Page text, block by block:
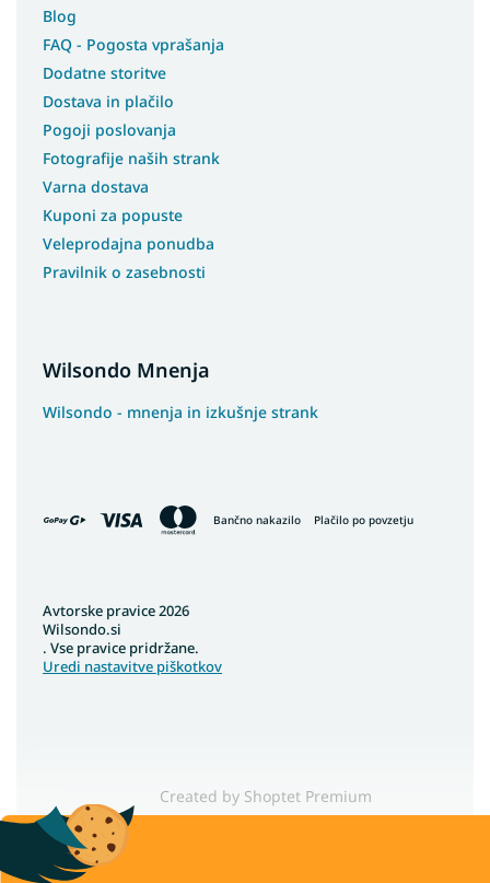
Blog
FAQ - Pogosta vprašanja
Dodatne storitve
Dostava in plačilo
Pogoji poslovanja
Fotografije naših strank
Varna dostava
Kuponi za popuste
Veleprodajna ponudba
Pravilnik o zasebnosti
Wilsondo Mnenja
Wilsondo - mnenja in izkušnje strank
Bančno nakazilo Plačilo po povzetju
Created by Shoptet Premium
Avtorske pravice 2026
Wilsondo.si
. Vse pravice pridržane.
Uredi nastavitve piškotkov